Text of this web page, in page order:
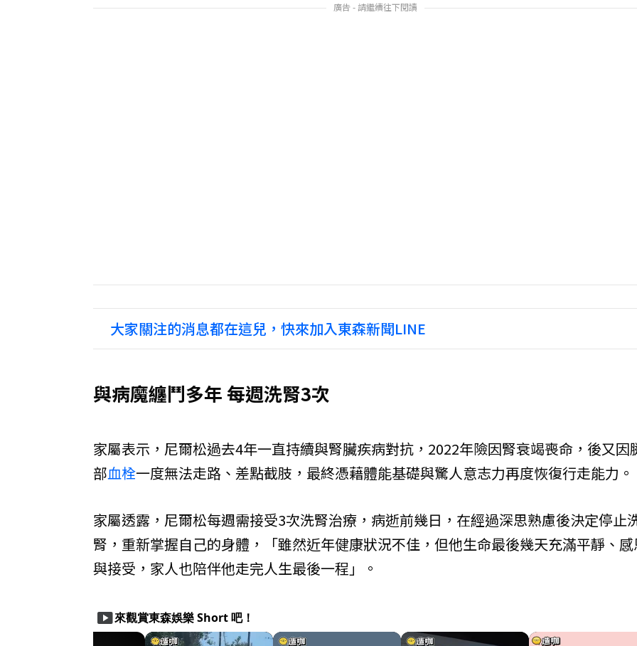
廣告 - 請繼續往下閱讀
大家關注的消息都在這兒，快來加入東森新聞LINE
與病魔纏鬥多年 每週洗腎3次
家屬表示，尼爾松過去4年一直持續與腎臟疾病對抗，2022年險因腎衰竭喪命，後又因
部血栓一度無法走路、差點截肢，最終憑藉體能基礎與驚人意志力再度恢復行走能力。
家屬透露，尼爾松每週需接受3次洗腎治療，病逝前幾日，在經過深思熟慮後決定停止
腎，重新掌握自己的身體，「雖然近年健康狀況不佳，但他生命最後幾天充滿平靜、感
與接受，家人也陪伴他走完人生最後一程」。
smart_display來觀賞東森娛樂 Short 吧！